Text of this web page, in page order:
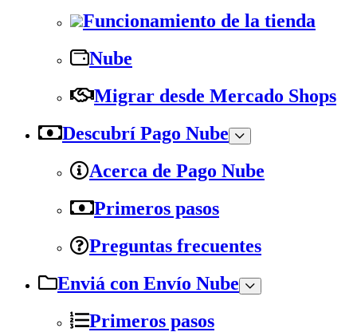
Funcionamiento de la tienda
Nube
Migrar desde Mercado Shops
Descubrí Pago Nube
Acerca de Pago Nube
Primeros pasos
Preguntas frecuentes
Enviá con Envío Nube
Primeros pasos